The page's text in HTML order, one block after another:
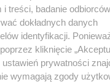
treści, badanie
dokładnych danych
identyfikacji.
kliknięcie
prywatności
wymagają zgody